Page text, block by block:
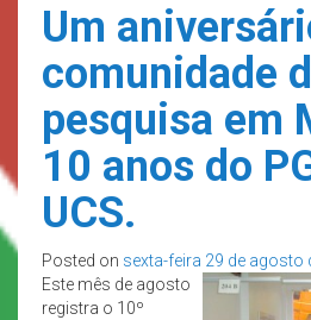
Um
comunidade
pesquisa em
10 anos do
UCS.
Posted on sexta-feira 29 de agosto
Este mês de agosto
registra o 10º